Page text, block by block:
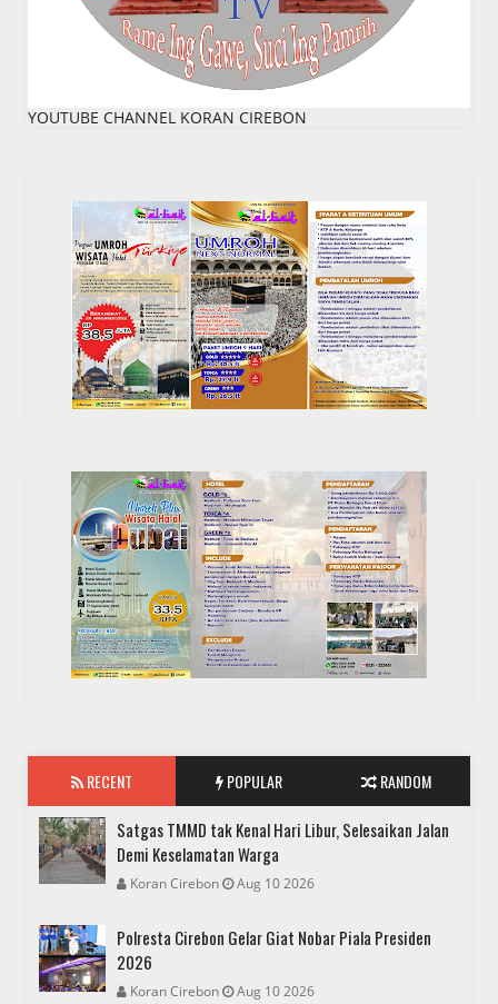
YOUTUBE CHANNEL KORAN CIREBON
RECENT POPULAR RANDOM
Satgas TMMD tak Kenal Hari Libur, Selesaikan Jalan
Demi Keselamatan Warga
Koran Cirebon Aug 10 2026
Polresta Cirebon Gelar Giat Nobar Piala Presiden
2026
Koran Cirebon Aug 10 2026